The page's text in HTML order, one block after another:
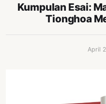
Kumpulan Esai:
Tionghoa
April